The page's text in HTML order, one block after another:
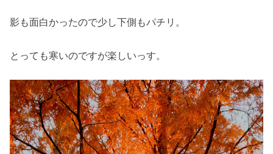
影も面白かったので少し下側もパチリ。
とっても寒いのですが楽しいっす。